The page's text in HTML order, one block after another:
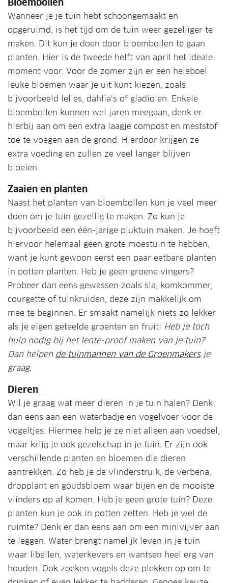
Bloembollen
Wanneer je je tuin hebt schoongemaakt en
opgeruimd, is het tijd om de tuin weer gezelliger te
maken. Dit kun je doen door bloembollen te gaan
planten. Hier is de tweede helft van april het ideale
moment voor. Voor de zomer zijn er een heleboel
leuke bloemen waar je uit kunt kiezen, zoals
bijvoorbeeld lelies, dahlia’s of gladiolen. Enkele
bloembollen kunnen wel jaren meegaan, denk er
hierbij aan om een extra laagje compost en meststof
toe te voegen aan de grond. Hierdoor krijgen ze
extra voeding en zullen ze veel langer blijven
bloeien.
Zaaien en planten
Naast het planten van bloembollen kun je veel meer
doen om je tuin gezellig te maken. Zo kun je
bijvoorbeeld een één-jarige pluktuin maken. Je hoeft
hiervoor helemaal geen grote moestuin te hebben,
want je kunt gewoon eerst een paar eetbare planten
in potten planten. Heb je geen groene vingers?
Probeer dan eens gewassen zoals sla, komkommer,
courgette of tuinkruiden, deze zijn makkelijk om
mee te beginnen. Er smaakt namelijk niets zo lekker
als je eigen geteelde groenten en fruit! Heb je toch
hulp nodig bij het lente-proof maken van je tuin?
Dan helpen de tuinmannen van de Groenmakersje
graag.
Dieren
Wil je graag wat meer dieren in je tuin halen? Denk
dan eens aan een waterbadje en vogelvoer voor de
vogeltjes. Hiermee help je ze niet alleen aan voedsel,
maar krijg je ook gezelschap in je tuin. Er zijn ook
verschillende planten en bloemen die dieren
aantrekken. Zo heb je de vlinderstruik, de verbena,
dropplant en goudsbloem waar bijen en de mooiste
vlinders op af komen. Heb je geen grote tuin? Deze
planten kun je ook in potten zetten. Heb je wel de
ruimte? Denk er dan eens aan om een minivijver aan
te leggen. Water brengt namelijk leven in je tuin
waar libellen, waterkevers en wantsen heel erg van
houden. Ook zoeken vogels deze plekken op om te